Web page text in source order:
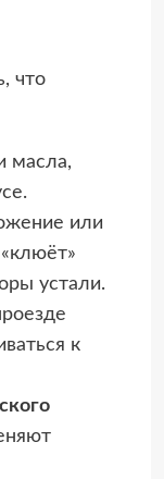
что
масла,
или
устали.
к